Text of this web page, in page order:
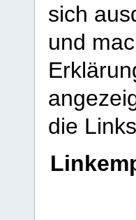
sich
und
die